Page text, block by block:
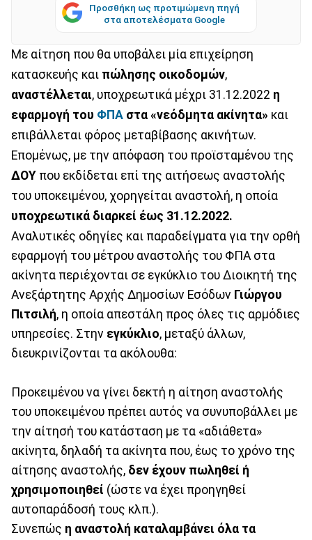
Προσθήκη ως προτιμώμενη πηγή
στα αποτελέσματα Google
Με αίτηση που θα υποβάλει μία επιχείρηση
κατασκευής και πώλησης οικοδομών,
αναστέλλεται, υποχρεωτικά μέχρι 31.12.2022 η
εφαρμογή του ΦΠΑ στα «νεόδμητα ακίνητα» και
επιβάλλεται φόρος μεταβίβασης ακινήτων.
Επομένως, με την απόφαση του προϊσταμένου της
ΔΟΥ που εκδίδεται επί της αιτήσεως αναστολής
του υποκειμένου, χορηγείται αναστολή, η οποία
υποχρεωτικά διαρκεί έως 31.12.2022.
Αναλυτικές οδηγίες και παραδείγματα για την ορθή
εφαρμογή του μέτρου αναστολής του ΦΠΑ στα
ακίνητα περιέχονται σε εγκύκλιο του Διοικητή της
Ανεξάρτητης Αρχής Δημοσίων Εσόδων Γιώργου
Πιτσιλή, η οποία απεστάλη προς όλες τις αρμόδιες
υπηρεσίες. Στην εγκύκλιο, μεταξύ άλλων,
διευκρινίζονται τα ακόλουθα:
Προκειμένου να γίνει δεκτή η αίτηση αναστολής
του υποκειμένου πρέπει αυτός να συνυποβάλλει με
την αίτησή του κατάσταση με τα «αδιάθετα»
ακίνητα, δηλαδή τα ακίνητα που, έως το χρόνο της
αίτησης αναστολής, δεν έχουν πωληθεί ή
χρησιμοποιηθεί (ώστε να έχει προηγηθεί
αυτοπαράδοσή τους κλπ.).
Συνεπώς η αναστολή καταλαμβάνει όλα τα